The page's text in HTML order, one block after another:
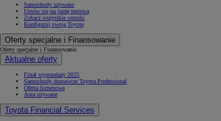
Samochody używane
Umów się na jazdę testową
Zobacz wszystkie cenniki
Konfiguruj swoją Toyotę
Oferty specjalne i Finansowanie
Oferty specjalne i Finansowanie
Aktualne oferty
Finał wyprzedaży 2025
Samochody dostawcze Toyota Professional
Oferta biznesowa
Auta używane
Toyota Financial Services